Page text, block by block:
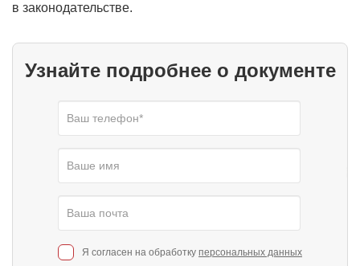
в законодательстве.
Узнайте подробнее о документе
Я согласен на обработку персональных данных